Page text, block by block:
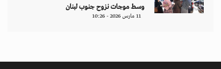
وسط موجات نزوح جنوب لبنان
11 مارس 2026 - 10:26